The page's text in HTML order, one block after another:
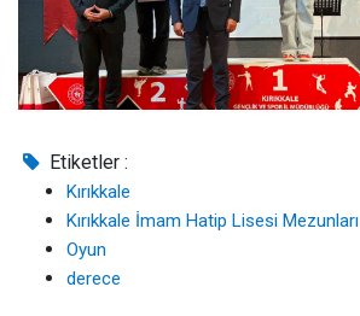
Etiketler :
Kırıkkale
Kırıkkale İmam Hatip Lisesi Mezunları
Oyun
derece